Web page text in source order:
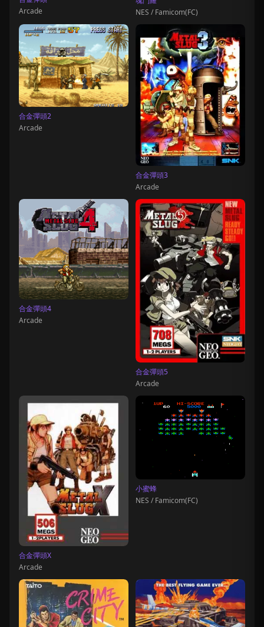
Arcade
NES / Famicom(FC)
合金彈頭2
Arcade
合金彈頭3
Arcade
合金彈頭4
Arcade
合金彈頭5
Arcade
合金彈頭X
Arcade
小蜜蜂
NES / Famicom(FC)